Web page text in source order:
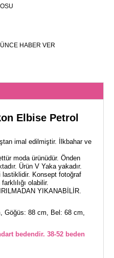
HABER VER
Elbise Petrol
imal edilmiştir. İlkbahar ve
moda ürünüdür. Önden
Ürün V Yaka yakadır.
lastiklidir. Konsept fotoğraf
olabilir.
YIKANABİLİR.
Göğüs: 88 cm, Bel: 68 cm,
bedendir. 38-52 beden